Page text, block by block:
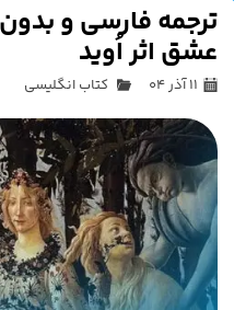
ترجمه فارسی و
عشق اثر اُوید
۱۱ آذر ۰۴ کتاب انگلیسی